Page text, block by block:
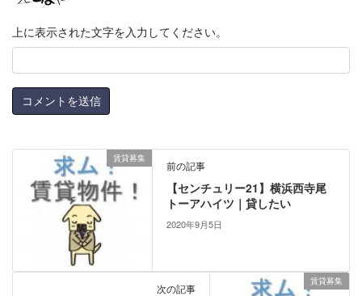
上に表示された文字を入力してください。
賃貸募集
前の記事
【センチュリー21】横浜西寺尾
トーアハイツ｜貸したい
2020年9月5日
賃貸募集
次の記事